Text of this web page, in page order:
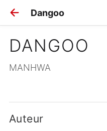
Dangoo
DANGOO
MANHWA
Auteur